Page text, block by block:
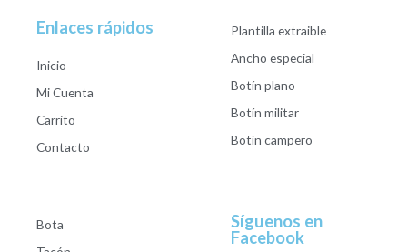
Enlaces rápidos
Inicio
Mi Cuenta
Carrito
Contacto
Plantilla extraible
Ancho especial
Botín plano
Botín militar
Botín campero
Bota
Síguenos en
Facebook